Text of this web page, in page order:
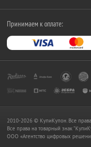
Принимаем к оплате:
2010-2026 © КупиКупон. Все
Все права на товарный знак
OOO «Агентство цифровых